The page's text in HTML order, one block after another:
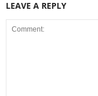
LEAVE A REPLY